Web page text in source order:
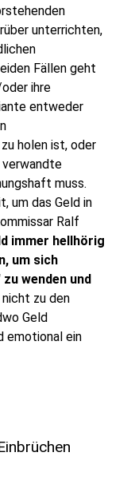
unterrichten,
Fällen geht
ihre
entweder
holen ist, oder
verwandte
muss.
um das Geld in
Ralf
immer hellhörig
um sich
wenden und
zu den
Geld
emotional ein